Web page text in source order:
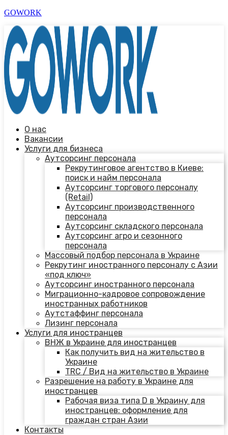
GOWORK
О нас
Вакансии
Услуги для бизнеса
Аутсорсинг персонала
Рекрутинговое агентство в Киеве:
поиск и найм персонала
Аутсорсинг торгового персоналу
(Retail)
Аутсорсинг производственного
персонала
Аутсорсинг складского персонала
Аутсорсинг агро и сезонного
персонала
Массовый подбор персонала в Украине
Рекрутинг иностранного персоналу с Азии
«под ключ»
Аутсорсинг иностранного персонала
Миграционно-кадровое сопровождение
иностранных работников
Аутстаффинг персонала
Лизинг персонала
Услуги для иностранцев
ВНЖ в Украине для иностранцев
Как получить вид на жительство в
Украине
TRC / Вид на жительство в Украине
Разрешение на работу в Украине для
иностранцев
Рабочая виза типа D в Украину для
иностранцев: оформление для
граждан стран Азии
Контакты